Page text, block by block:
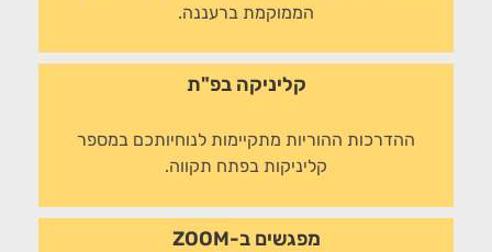
הממוקמת ברעננה.
קליניקה בפ"ת
ההדרכות ההוריות מתקיימות לנוחיותכם במספר
קליניקות בפתח תקווה.
מפגשים ב-ZOOM